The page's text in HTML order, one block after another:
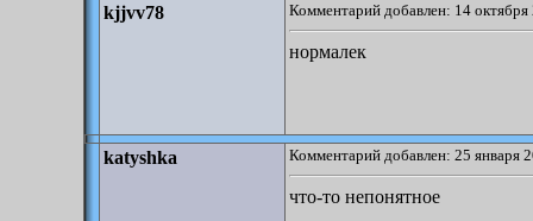
kjjvv78 Комментарий добавлен: 14
нормалек
katyshka Комментарий добавлен: 25 января
что-то непонятное